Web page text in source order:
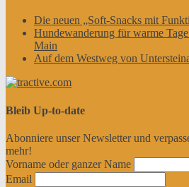
Die neuen „Soft-Snacks mit
Hundewanderung für warme
Main
Auf dem Westweg von
Bleib Up-to-date
Abonniere unser Newsletter und
mehr!
Vorname oder ganzer Name
Email